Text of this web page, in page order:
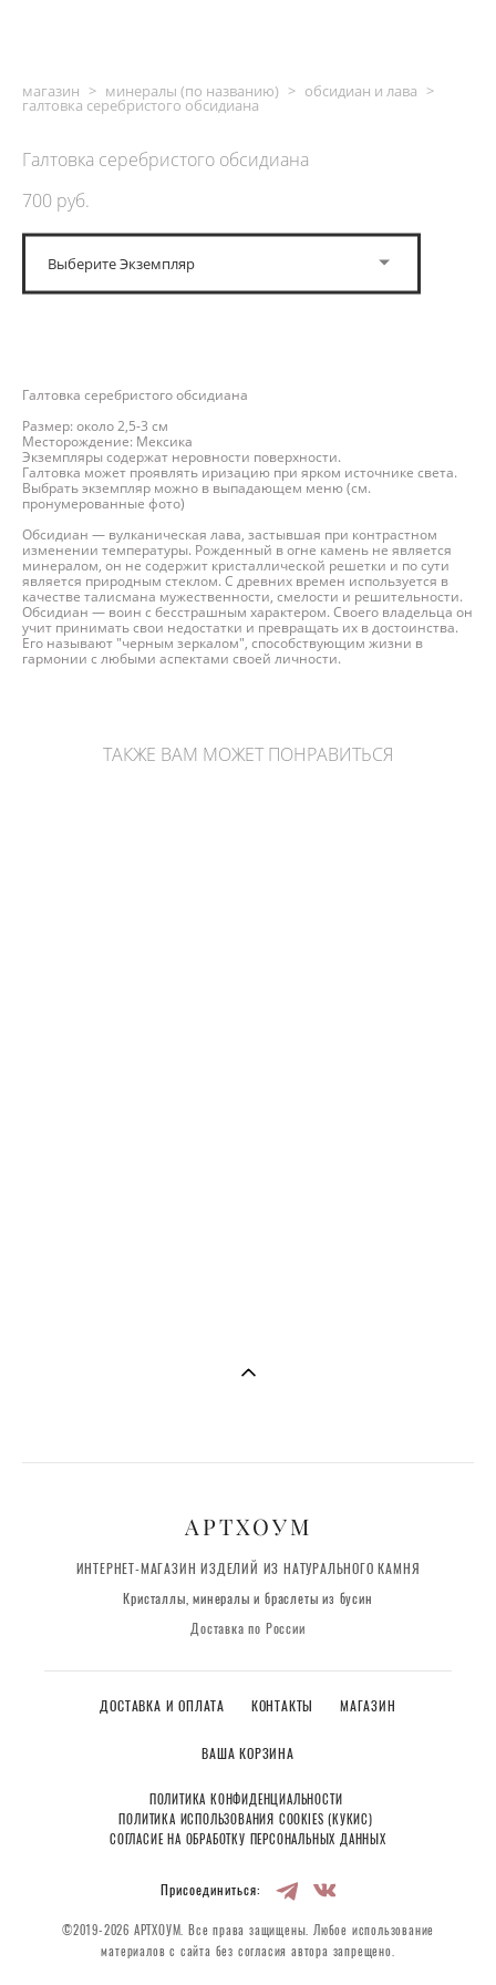
магазин > минералы (по названию) > обсидиан и лава >
галтовка серебристого обсидиана
Галтовка серебристого обсидиана
700 pуб.
Выберите Экземпляр
Галтовка серебристого обсидиана
Размер: около 2,5-3 см
Месторождение: Мексика
Экземпляры содержат неровности поверхности.
Галтовка может проявлять иризацию при ярком источнике света.
Выбрать экземпляр можно в выпадающем меню (см.
пронумерованные фото)
Обсидиан — вулканическая лава, застывшая при контрастном
изменении температуры. Рожденный в огне камень не является
минералом, он не содержит кристаллической решетки и по сути
является природным стеклом. С древних времен используется в
качестве талисмана мужественности, смелости и решительности.
Обсидиан — воин с бесстрашным характером. Своего владельца он
учит принимать свои недостатки и превращать их в достоинства.
Его называют "черным зеркалом", способствующим жизни в
гармонии с любыми аспектами своей личности.
ТАКЖЕ ВАМ МОЖЕТ ПОНРАВИТЬСЯ
АРТХОУМ
ИНТЕРНЕТ-МАГАЗИН ИЗДЕЛИЙ ИЗ НАТУРАЛЬНОГО КАМНЯ
Кристаллы, минералы и браслеты из бусин
Доставка по России
ДОСТАВКА И ОПЛАТА КОНТАКТЫ МАГАЗИН
ВАША КОРЗИНА
ПОЛИТИКА КОНФИДЕНЦИАЛЬНОСТИ
ПОЛИТИКА ИСПОЛЬЗОВАНИЯ COOKIES (КУКИС)
СОГЛАСИЕ НА ОБРАБОТКУ ПЕРСОНАЛЬНЫХ ДАННЫХ
Присоединиться:
©2019-2026 АРТХОУМ. Все права защищены. Любое использование
материалов с сайта без согласия автора запрещено.